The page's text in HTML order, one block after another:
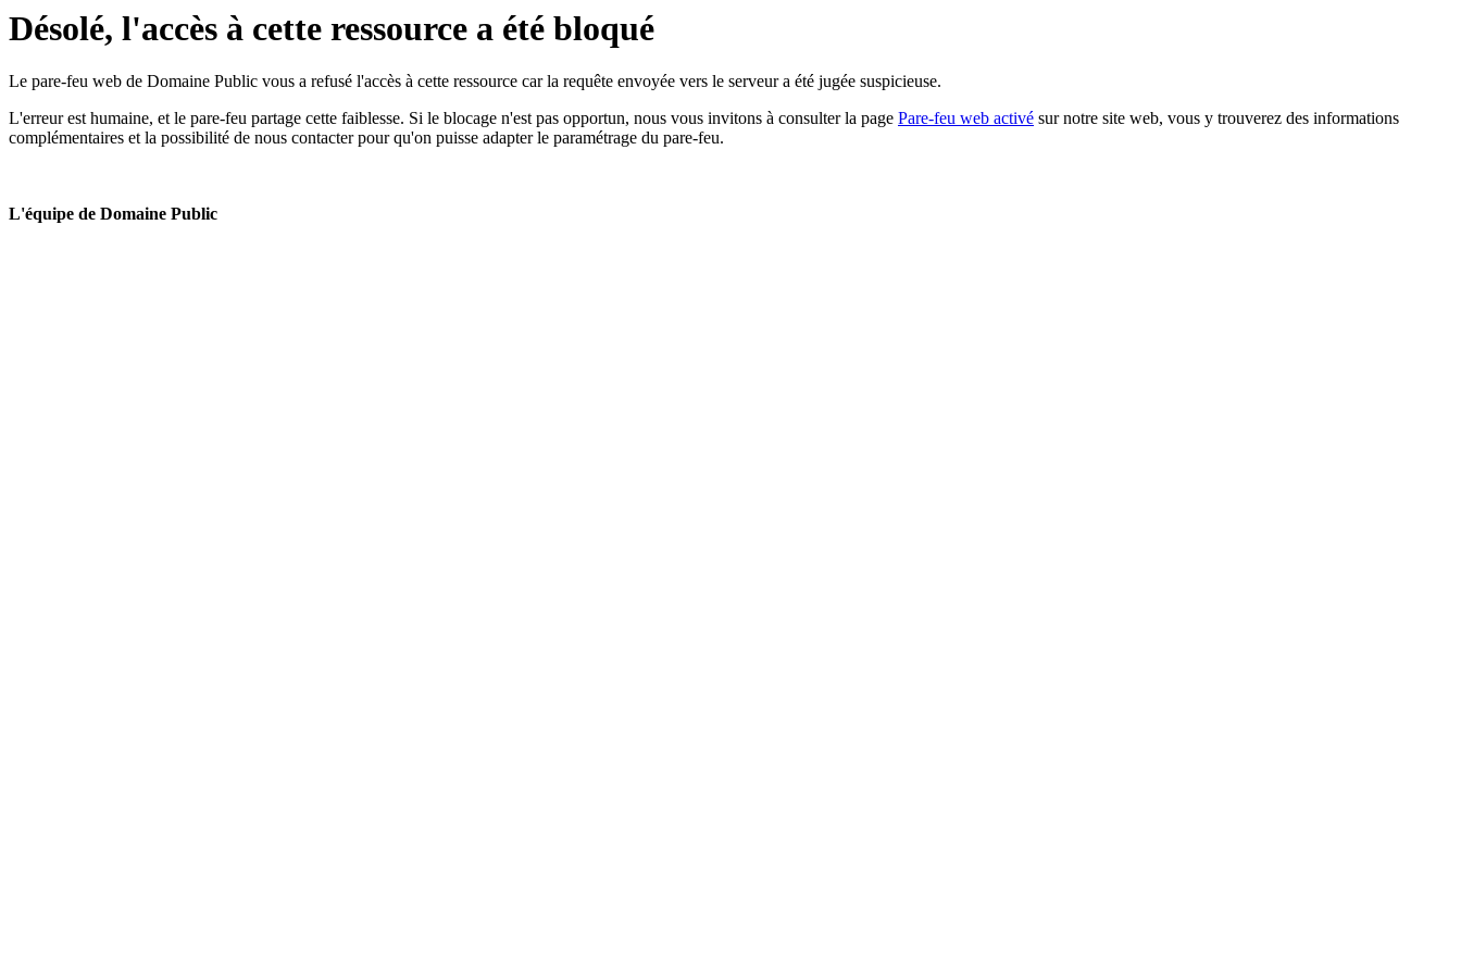
Désolé, l'accès à cette ressource a été bloqué
Le pare-feu web de Domaine Public vous a refusé l'accès à cette ressource car la requête envoyée vers le serveur a été jugée suspicieuse.
L'erreur est humaine, et le pare-feu partage cette faiblesse. Si le blocage n'est pas opportun, nous vous invitons à consulter la page Pare-feu web activé sur notre site web, vous y trouverez des informations
complémentaires et la possibilité de nous contacter pour qu'on puisse adapter le paramétrage du pare-feu.
L'équipe de Domaine Public